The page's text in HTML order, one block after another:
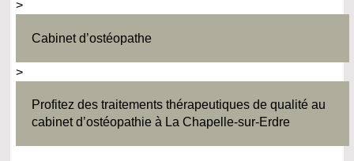
>
Cabinet d’ostéopathe
>
Profitez des traitements thérapeutiques de qualité au
cabinet d’ostéopathie à La Chapelle-sur-Erdre